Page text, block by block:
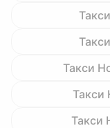
Такси
Такси
Такси